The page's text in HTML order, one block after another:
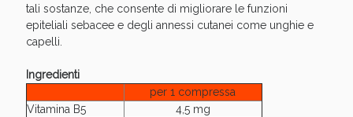
tali sostanze, che consente di migliorare le funzioni
epiteliali sebacee e degli annessi cutanei come unghie e
capelli.
Ingredienti
per 1 compressa
Vitamina B5
4,5 mg